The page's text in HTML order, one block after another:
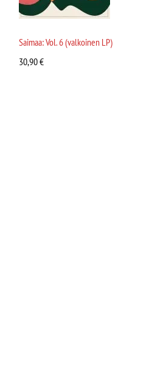
Saimaa: Vol. 6 (valkoinen LP)
30,90€